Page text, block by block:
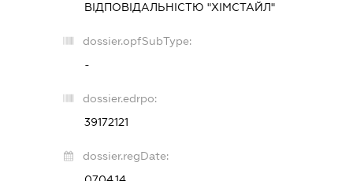
ВІДПОВІДАЛЬНІСТЮ "ХІМСТАЙЛ"
dossier.opfSubType:
-
dossier.edrpo:
39172121
dossier.regDate: